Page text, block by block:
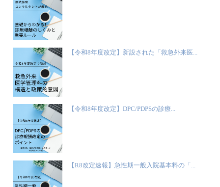
【令和8年度改定】新設された「救急外来医...
【令和8年度改定】DPC/PDPSの診療...
【R8改定速報】急性期一般入院基本料の「...